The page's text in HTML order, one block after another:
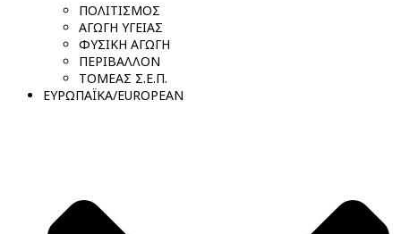
ΠΟΛΙΤΙΣΜΟΣ
ΑΓΩΓΗ ΥΓΕΙΑΣ
ΦΥΣΙΚΗ ΑΓΩΓΗ
ΠΕΡΙΒΑΛΛΟΝ
ΤΟΜΕΑΣ Σ.Ε.Π.
ΕΥΡΩΠΑΪΚΑ/EUROPEAN